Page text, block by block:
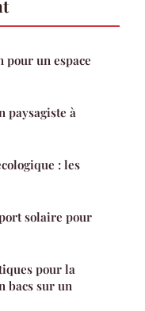
pour un espace
paysagiste à
: les
solaire pour
pour la
bacs sur un